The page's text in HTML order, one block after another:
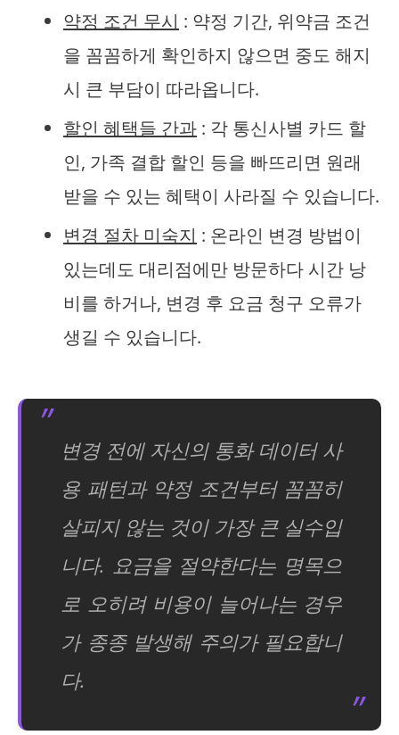
약정 조건 무시 : 약정 기간, 위약금 조건
을 꼼꼼하게 확인하지 않으면 중도 해지
시 큰 부담이 따라옵니다.
할인 혜택들 간과 : 각 통신사별 카드 할
인, 가족 결합 할인 등을 빠뜨리면 원래
받을 수 있는 혜택이 사라질 수 있습니다.
변경 절차 미숙지 : 온라인 변경 방법이
있는데도 대리점에만 방문하다 시간 낭
비를 하거나, 변경 후 요금 청구 오류가
생길 수 있습니다.
변경 전에 자신의 통화 데이터 사
용 패턴과 약정 조건부터 꼼꼼히
살피지 않는 것이 가장 큰 실수입
니다. 요금을 절약한다는 명목으
로 오히려 비용이 늘어나는 경우
가 종종 발생해 주의가 필요합니
다.